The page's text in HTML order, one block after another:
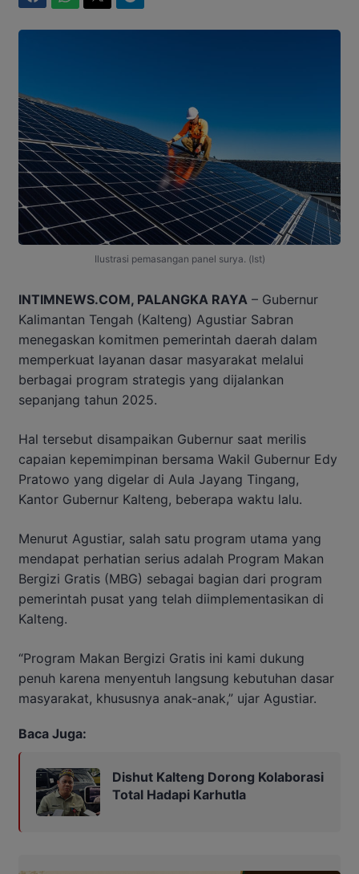
Ilustrasi pemasangan panel surya. (Ist)
INTIMNEWS.COM, PALANGKA RAYA – Gubernur
Kalimantan Tengah (Kalteng) Agustiar Sabran
menegaskan komitmen pemerintah daerah dalam
memperkuat layanan dasar masyarakat melalui
berbagai program strategis yang dijalankan
sepanjang tahun 2025.
Hal tersebut disampaikan Gubernur saat merilis
capaian kepemimpinan bersama Wakil Gubernur Edy
Pratowo yang digelar di Aula Jayang Tingang,
Kantor Gubernur Kalteng, beberapa waktu lalu.
Menurut Agustiar, salah satu program utama yang
mendapat perhatian serius adalah Program Makan
Bergizi Gratis (MBG) sebagai bagian dari program
pemerintah pusat yang telah diimplementasikan di
Kalteng.
“Program Makan Bergizi Gratis ini kami dukung
penuh karena menyentuh langsung kebutuhan dasar
masyarakat, khususnya anak-anak,” ujar Agustiar.
Baca Juga:
Dishut Kalteng Dorong Kolaborasi
Total Hadapi Karhutla